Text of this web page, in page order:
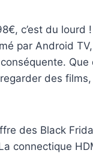
c’est du
par Android
des
des Black
connectique